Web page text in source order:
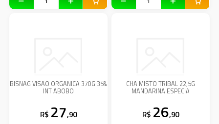
BISNAG VISAO ORGANICA 370G 35%
INT ABOBO
R$ 27,90
CHA MISTO TRIBAL 22,5G
MANDARINA ESPECIA
R$ 26,90